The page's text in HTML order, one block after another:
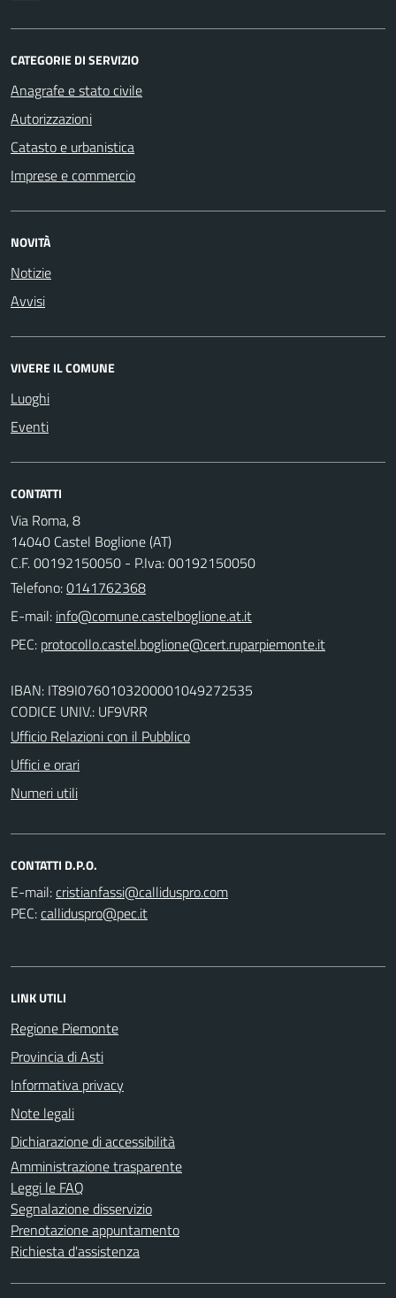
CATEGORIE DI SERVIZIO
Anagrafe e stato civile
Autorizzazioni
Catasto e urbanistica
Imprese e commercio
NOVITÀ
Notizie
Avvisi
VIVERE IL COMUNE
Luoghi
Eventi
CONTATTI
Via Roma, 8
14040 Castel Boglione (AT)
C.F. 00192150050 - P.Iva: 00192150050
Telefono:0141762368
E-mail:
PEC:
IBAN: IT89I0760103200001049272535
CODICE UNIV.: UF9VRR
Ufficio Relazioni con il Pubblico
Uffici e orari
Numeri utili
CONTATTI D.P.O.
E-mail:
PEC:
LINK UTILI
Regione Piemonte
Provincia di Asti
Informativa privacy
Note legali
Dichiarazione di accessibilità
Amministrazione trasparente
Leggi le FAQ
Segnalazione disservizio
Prenotazione appuntamento
Richiesta d'assistenza